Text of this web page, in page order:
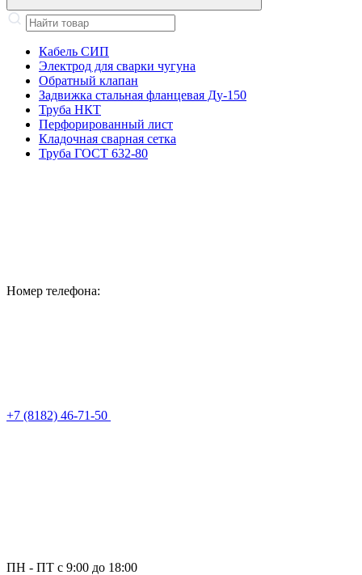
Кабель СИП
Электрод для сварки чугуна
Обратный клапан
Задвижка стальная фланцевая Ду-150
Труба НКТ
Перфорированный лист
Кладочная сварная сетка
Труба ГОСТ 632-80
Номер телефона:
+7 (8182) 46-71-50
ПН - ПТ с 9:00 до 18:00